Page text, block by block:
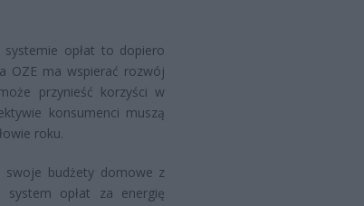
systemie opłat to dopiero
OZE ma wspierać rozwój
przynieść korzyści w
konsumenci muszą
roku.
swoje budżety domowe z
system opłat za energię